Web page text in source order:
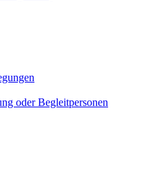
oder Begleitpersonen